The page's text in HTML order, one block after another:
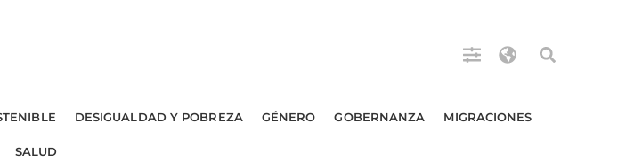
DESIGUALDAD Y POBREZA GÉNERO GOBERNANZA MIGRACIONES
SALUD